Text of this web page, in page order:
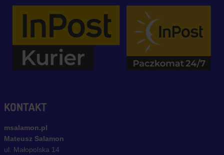
KONTAKT
msalamon.pl
Mateusz Salamon
ul. Małopolska 14